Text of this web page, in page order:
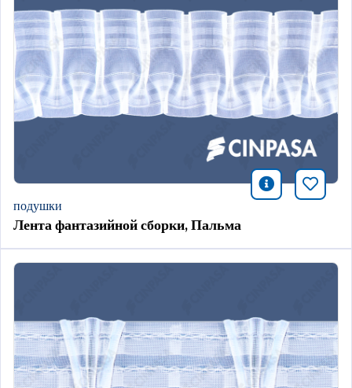
icono
подушки
Лента фантазийной сборки, Пальма